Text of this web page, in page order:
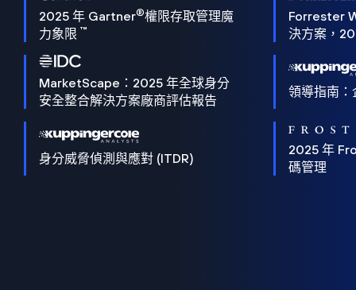
2025 年 Gartner®權限存取管理魔
力象限 ™
Forrester
決方案，
MarketScape：2025 年全球身分
安全整合解決方案廠商評估報告
領導指南
身分威脅偵測與應對 (ITDR)
2025 年
碼管理